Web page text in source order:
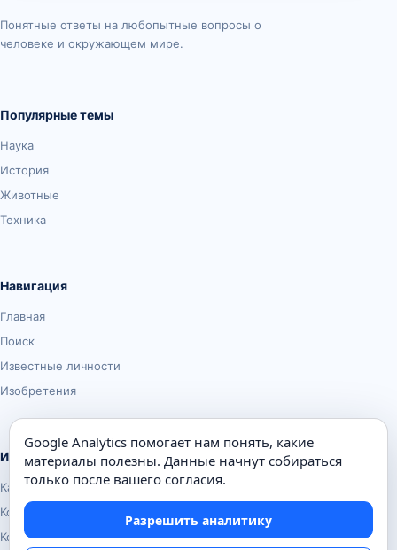
Понятные ответы на любопытные вопросы о
человеке и окружающем мире.
Популярные темы
Наука
История
Животные
Техника
Навигация
Главная
Поиск
Известные личности
Изобретения
Информация
Карта сайта
Контакты
Конфиденциальность
Google Analytics помогает нам понять, какие
материалы полезны. Данные начнут собираться
только после вашего согласия.
Разрешить аналитику